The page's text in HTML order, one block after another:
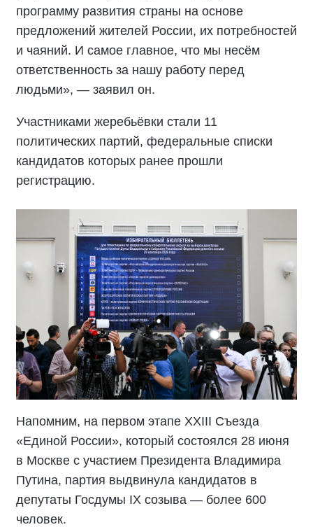
программу развития страны на основе
предложений жителей России, их потребностей
и чаяний. И самое главное, что мы несём
ответственность за нашу работу перед
людьми», — заявил он.
Участниками жеребьёвки стали 11
политических партий, федеральные списки
кандидатов которых ранее прошли
регистрацию.
Напомним, на первом этапе XXIII Съезда
«Единой России», который состоялся 28 июня
в Москве с участием Президента Владимира
Путина, партия выдвинула кандидатов в
депутаты Госдумы IX созыва — более 600
человек.